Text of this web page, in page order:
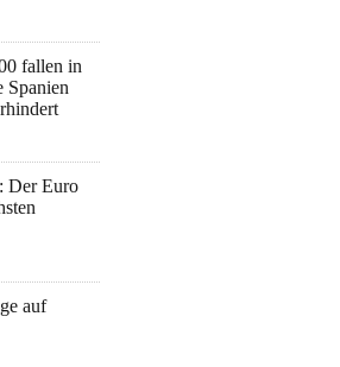
fallen in
Spanien
Der Euro
auf